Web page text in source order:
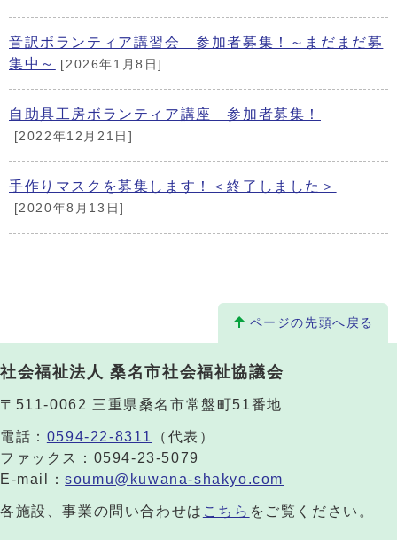
音訳ボランティア講習会 参加者募集！～まだまだ募
集中～
[2026年1月8日]
自助具工房ボランティア講座 参加者募集！
[2022年12月21日]
手作りマスクを募集します！＜終了しました＞
[2020年8月13日]
ページの先頭へ戻る
社会福祉法人 桑名市社会福祉協議会
〒511-0062 三重県桑名市常盤町51番地
電話： 0594-22-8311
（代表）
ファックス：0594-23-5079
E-mail：soumu@kuwana-shakyo.com
各施設、事業の問い合わせは こちら をご覧ください。